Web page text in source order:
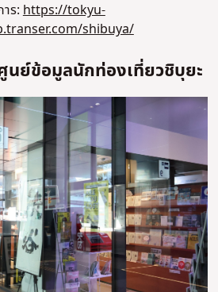
าร:https://tokyu-
shibuya/
ย์ข้อมูลนักท่องเที่ยวชิบุยะ